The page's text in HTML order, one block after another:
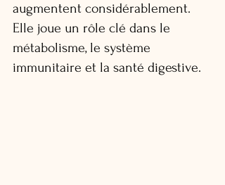
augmentent considérablement.
Elle joue un rôle clé dans le
métabolisme, le système
immunitaire et la santé digestive.